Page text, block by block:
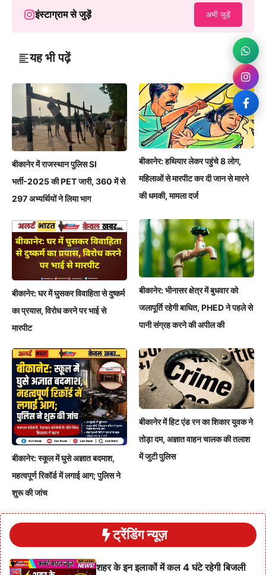
इंस्टाग्राम से जुड़ें अभी जुड़ें
यह भी पढ़ें
बीकानेर में राजस्थान पुलिस SI
भर्ती-2025 की PET जारी, 360 में से
297 अभ्यर्थियों ने लिया भाग
बीकानेर: हथियार लेकर पहुंचे 8 लोग,
महिलाओं से मारपीट कर दी जान से मारने
की धमकी, मामला दर्ज
बीकानेर: घर में घुसकर विवाहिता से दुष्कर्म
का प्रयास, विरोध करने पर भाई से
मारपीट
बीकानेर: भीनासर क्षेत्र में बुधवार को
जलापूर्ति रहेगी बाधित, PHED ने पहले से
पानी संग्रह करने की अपील की
बीकानेर: स्कूल में घुसे अज्ञात बदमाश,
महत्वपूर्ण रिकॉर्ड में लगाई आग; पुलिस ने
शुरू की जांच
बीकानेर में हिट एंड रन का शिकार युवक ने
तोड़ा दम, अज्ञात वाहन चालक की तलाश
में जुटी पुलिस
ट्रेंडिंग न्यूज़
शहर के इन इलाकों में कल 4 घंटे रहेगी बिजली